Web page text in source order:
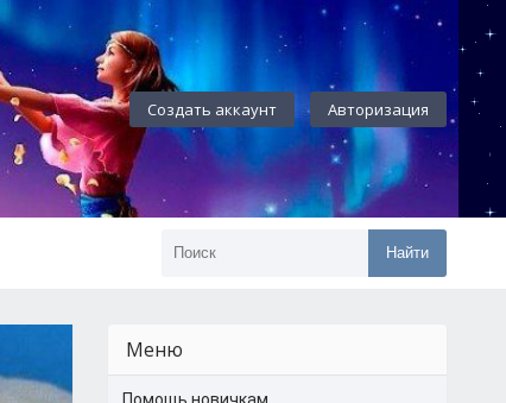
Создать аккаунт Авторизация
Найти
Меню